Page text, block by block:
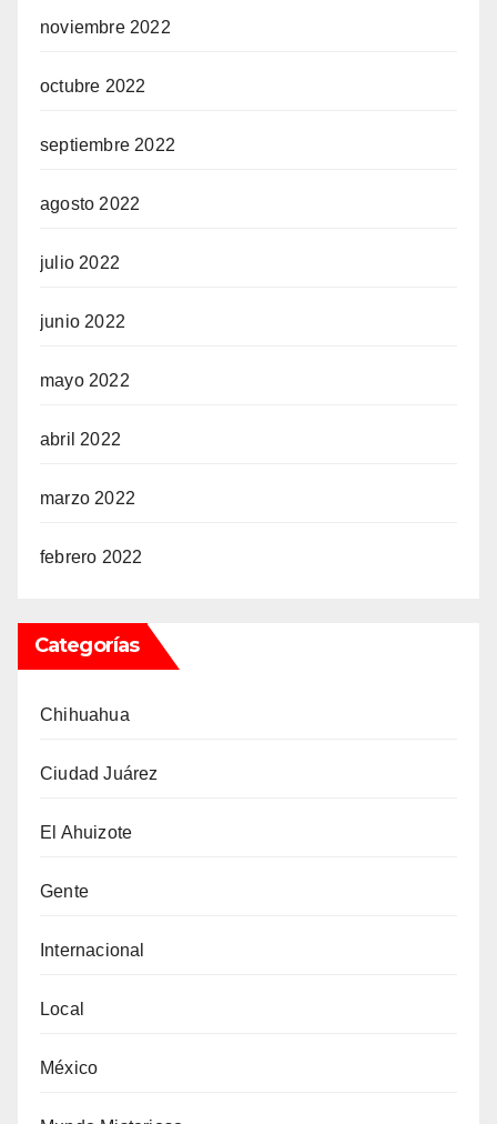
noviembre 2022
octubre 2022
septiembre 2022
agosto 2022
julio 2022
junio 2022
mayo 2022
abril 2022
marzo 2022
febrero 2022
Categorías
Chihuahua
Ciudad Juárez
El Ahuizote
Gente
Internacional
Local
México